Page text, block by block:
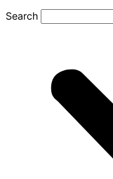
Search